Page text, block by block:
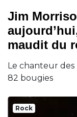
Jim
maudit du
Le chanteur des
82 bougies
Rock